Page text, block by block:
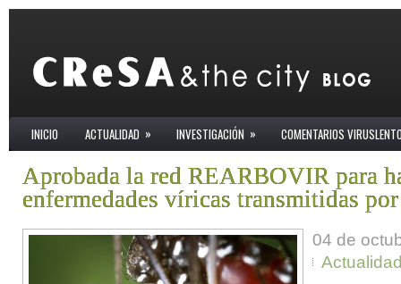
INICIO ACTUALIDAD » INVESTIGACIÓN » COMENTARIOS
Aprobada la red REARBOVIR para
enfermedades víricas transmitidas
04 de